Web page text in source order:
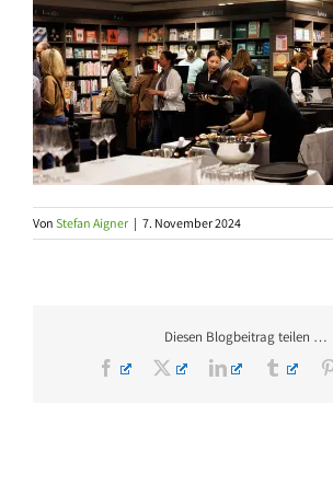
Von Stefan Aigner | 7. November 2024
Diesen Blogbeitrag teilen …
Facebook
X LinkedInTumblr